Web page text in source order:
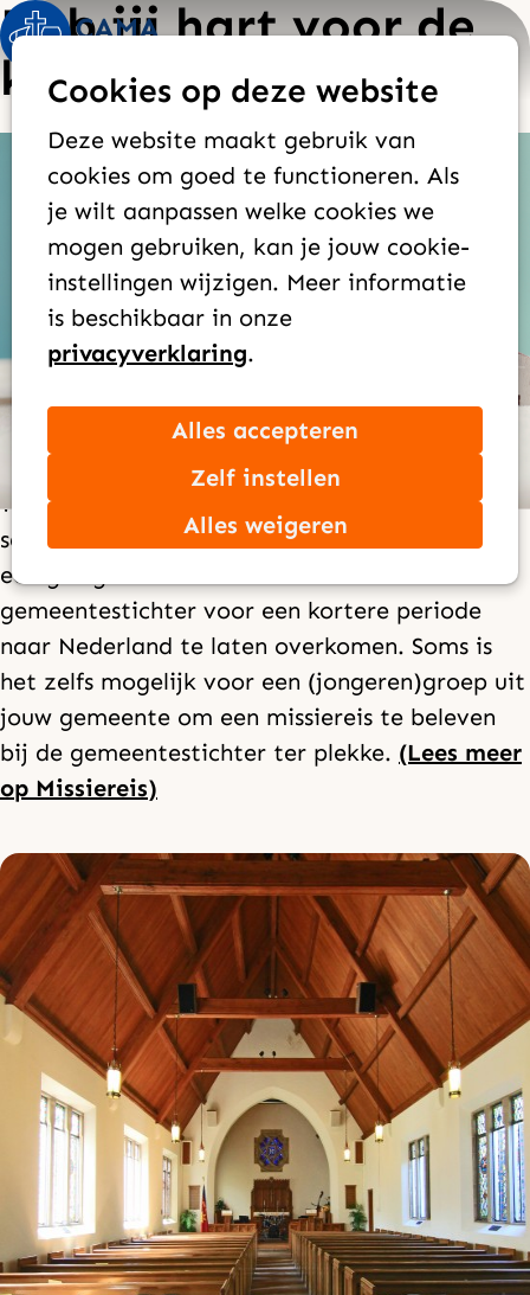
Cookies op deze website
Deze website maakt gebruik van
cookies om goed te functioneren. Als
je wilt aanpassen welke cookies we
mogen gebruiken, kan je jouw cookie-
instellingen wijzigen. Meer informatie
is beschikbaar in onze
privacyverklaring.
Alles accepteren
Zelf instellen
Alles weigeren
Heb jij hart voor de
kerk?
Bouw mee aan de kerk
Overal ontstaan nieuwe
geloofsgemeenschappen, juist op plekken waar
het evangelie nog nauwelijks klinkt. Lokale
gemeentestichters delen daar het goede
nieuws, vaak met beperkte middelen en onder
moeilijke omstandigheden. Via Mission
Partners kun jij of je kerk naast hen staan en
meewerken aan Gods missie.
Wil jij of je kerk partner worden en zo
samenwerken met een lokale kerk? Vaak is er
een gelegenheid om de lokale
gemeentestichter voor een kortere periode
naar Nederland te laten overkomen. Soms is
het zelfs mogelijk voor een (jongeren)groep uit
jouw gemeente om een missiereis te beleven
bij de gemeentestichter ter plekke. (Lees meer
op Missiereis)